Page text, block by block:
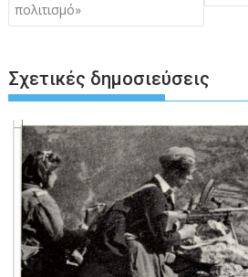
πολιτισμό»
Σχετικές δημοσιεύσεις